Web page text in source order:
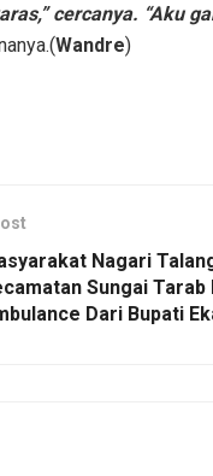
cercanya. “Aku
Wandre)
Nagari
Sungai
Dari Bupati